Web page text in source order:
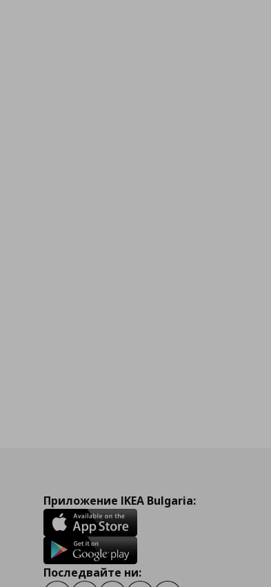
Приложение IKEA Bulgaria:
Последвайте ни: